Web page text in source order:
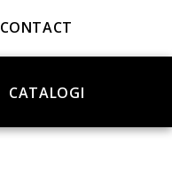
CONTACT
CATALOGI